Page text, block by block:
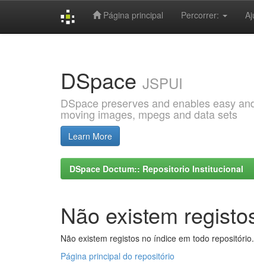
Página principal Percorrer:
DSpace JSPUI
DSpace preserves and enables easy
moving images, mpegs and data sets
Learn More
DSpace Doctum:: Repositorio Institucional
Não existem
Não existem registos no índice em todo repositório.
Página principal do repositório